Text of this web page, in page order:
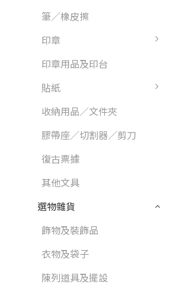
筆／橡皮擦
印章
印章用品及印台
貼紙
收納用品／文件夾
膠帶座／切割器／剪刀
復古票據
其他文具
選物雜貨
飾物及裝飾品
衣物及袋子
陳列道具及擺設